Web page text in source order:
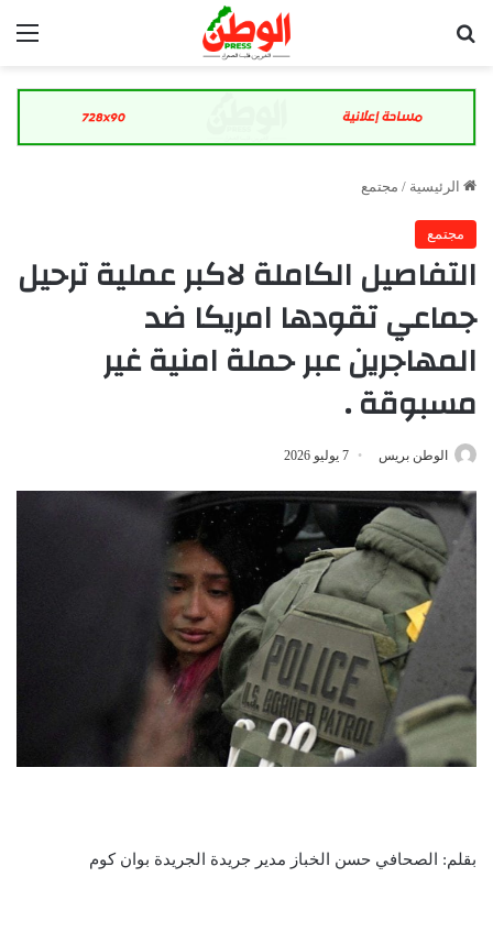
الرئيسية / مجتمع
مجتمع
التفاصيل الكاملة لاكبر عملية ترحيل
جماعي تقودها امريكا ضد
المهاجرين عبر حملة امنية غير
مسبوقة .
الوطن بريس 7 يوليو 2026
بقلم: الصحافي حسن الخباز مدير جريدة الجريدة بوان كوم